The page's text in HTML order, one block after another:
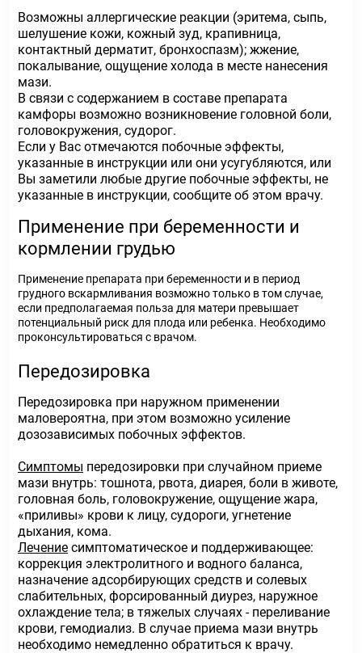
Возможны аллергические реакции (эритема, сыпь,
шелушение кожи, кожный зуд, крапивница,
контактный дерматит, бронхоспазм); жжение,
покалывание, ощущение холода в месте нанесения
мази.
В связи с содержанием в составе препарата
камфоры возможно возникновение головной боли,
головокружения, судорог.
Если у Вас отмечаются побочные эффекты,
указанные в инструкции или они усугубляются, или
Вы заметили любые другие побочные эффекты, не
указанные в инструкции, сообщите об этом врачу.
Применение при беременности и
кормлении грудью
Применение препарата при беременности и в период
грудного вскармливания возможно только в том случае,
если предполагаемая польза для матери превышает
потенциальный риск для плода или ребенка. Необходимо
проконсультироваться с врачом.
Передозировка
Передозировка при наружном применении
маловероятна, при этом возможно усиление
дозозависимых побочных эффектов.
Симптомы передозировки при случайном приеме
мази внутрь: тошнота, рвота, диарея, боли в животе,
головная боль, головокружение, ощущение жара,
«приливы» крови к лицу, судороги, угнетение
дыхания, кома.
Лечение симптоматическое и поддерживающее:
коррекция электролитного и водного баланса,
назначение адсорбирующих средств и солевых
слабительных, форсированный диурез, наружное
охлаждение тела; в тяжелых случаях - переливание
крови, гемодиализ. В случае приема мази внутрь
необходимо немедленно обратиться к врачу.